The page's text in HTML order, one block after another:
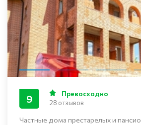
Частные дома престарелых и
9 Превосходно
28 отзывов